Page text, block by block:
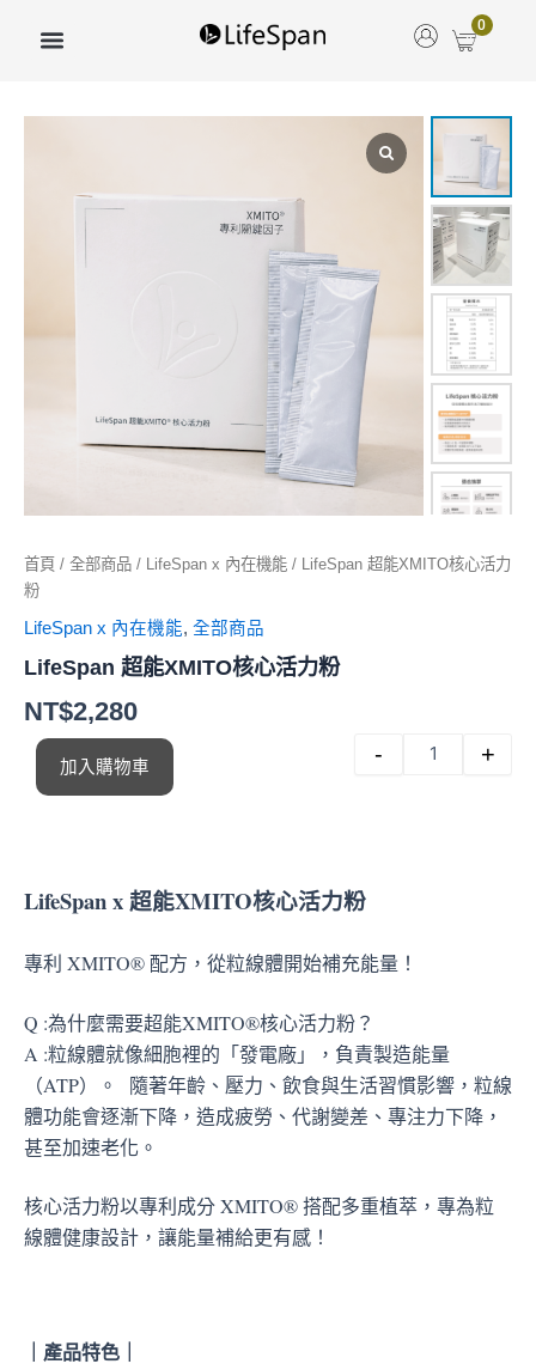
0
首頁 / 全部商品 / LifeSpan x 內在機能 / LifeSpan 超能XMITO核心活力
粉
LifeSpan x 內在機能, 全部商品
LifeSpan 超能XMITO核心活力粉
NT$2,280
- +
加入購物車
LifeSpan x 超能XMITO核心活力粉
專利 XMITO® 配方，從粒線體開始補充能量！
Q :為什麼需要超能XMITO®核心活力粉？
A :粒線體就像細胞裡的「發電廠」，負責製造能量
（ATP）。 隨著年齡、壓力、飲食與生活習慣影響，粒線
體功能會逐漸下降，造成疲勞、代謝變差、專注力下降，
甚至加速老化。
核心活力粉以專利成分 XMITO® 搭配多重植萃，專為粒
線體健康設計，讓能量補給更有感！
｜產品特色｜